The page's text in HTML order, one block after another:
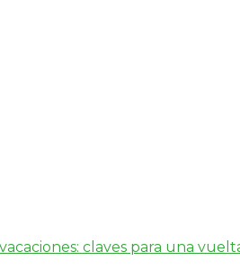
claves para una